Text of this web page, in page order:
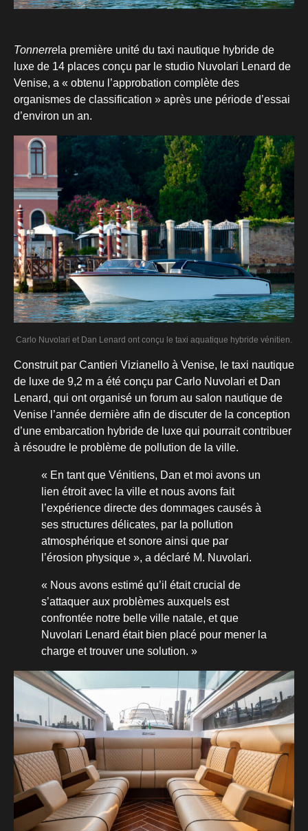
Tonnerre la première unité du taxi nautique hybride de
luxe de 14 places conçu par le studio Nuvolari Lenard de
Venise, a « obtenu l’approbation complète des
organismes de classification » après une période d’essai
d’environ un an.
Carlo Nuvolari et Dan Lenard ont conçu le taxi aquatique hybride vénitien.
Construit par Cantieri Vizianello à Venise, le taxi nautique
de luxe de 9,2 m a été conçu par Carlo Nuvolari et Dan
Lenard, qui ont organisé un forum au salon nautique de
Venise l’année dernière afin de discuter de la conception
d’une embarcation hybride de luxe qui pourrait contribuer
à résoudre le problème de pollution de la ville.
« En tant que Vénitiens, Dan et moi avons un
lien étroit avec la ville et nous avons fait
l’expérience directe des dommages causés à
ses structures délicates, par la pollution
atmosphérique et sonore ainsi que par
l’érosion physique », a déclaré M. Nuvolari.
« Nous avons estimé qu’il était crucial de
s’attaquer aux problèmes auxquels est
confrontée notre belle ville natale, et que
Nuvolari Lenard était bien placé pour mener la
charge et trouver une solution. »